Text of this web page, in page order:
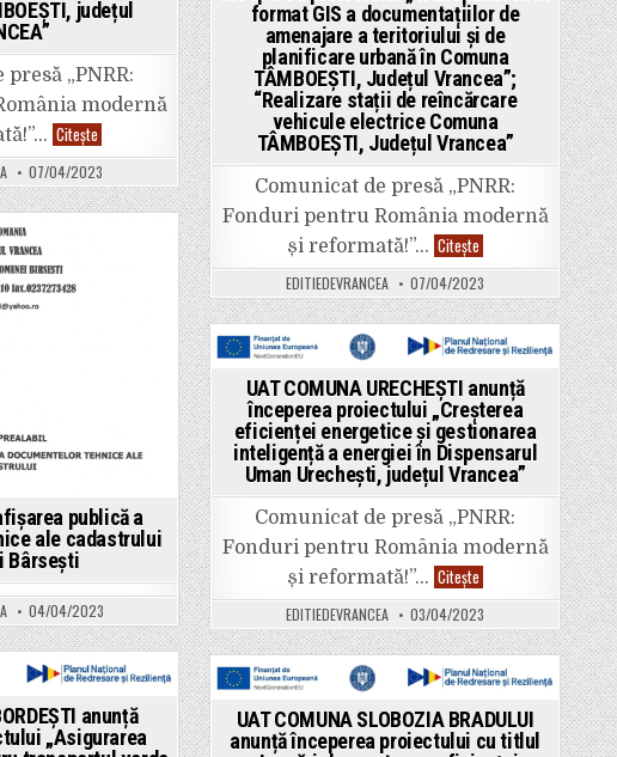
amenajare
și
de
planificare
urbană
în
TÂMBOEŞTI,
Județul
Vrancea”;
“Realizare
stații
Județean,
în
prezența
președintelui
ACOR
România
județul
„PNRR:
modernă
Citește
COMUNA
TÂMBOEȘTI
anunță
începerea
proiectului
infrastructurii
infrastructură
07/04/2023
format GIS a documentațiilor de
amenajare a teritoriului și de
planificare urbană în Comuna
TÂMBOEŞTI, Județul Vrancea”;
“Realizare stații de reîncărcare
vehicule electrice Comuna
TÂMBOEŞTI, Județul Vrancea”
Comunicat de presă „PNRR:
Fonduri pentru România modernă
și reformată!”… Citește
COMUNA
TÂMBOEȘTI
anunță
începerea
proiectului
„Transpunerea
în
GIS
a
documentațiilor
de
amenajare
a
teritoriului
și
de
planificare
urbană
în
Comuna
TÂMBOEŞTI,
Județul
Vrancea”;
“Realizare
stații
de
reîncărcare
vehicule
electrice
Comuna
TÂMBOEŞTI,
EDITIEDEVRANCEA 07/04/2023
publică a
ale cadastrului
Bârsești
04/04/2023
in
UAT COMUNA URECHEȘTI anunță
începerea proiectului „Creșterea
eficienței energetice și gestionarea
inteligență a energiei în Dispensarul
Uman Urechești, județul Vrancea”
Comunicat de presă „PNRR:
Fonduri pentru România modernă
și reformată!”… Citește
COMUNA
URECHEȘTI
anunță
începerea
proiectului
„Creșterea
eficienței
și
gestionarea
inteligență
EDITIEDEVRANCEA 03/04/2023
anunță
„Asigurarea
in
UAT COMUNA SLOBOZIA BRADULUI
anunță începerea proiectului cu titlul